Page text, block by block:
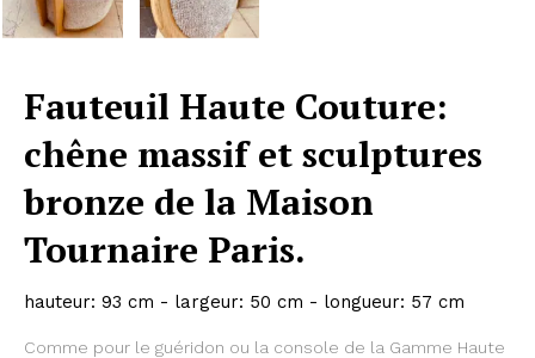
Fauteuil Haute Couture:
chêne massif et sculptures
bronze de la Maison
Tournaire Paris.
hauteur: 93 cm - largeur: 50 cm - longueur: 57 cm
Comme pour le guéridon ou la console de la Gamme Haute